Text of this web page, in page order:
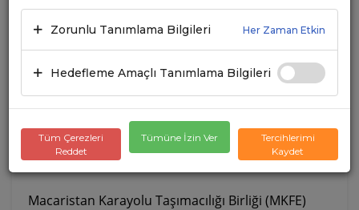
Macaristan Karayolu Taşımacılığı Birliği (MKFE)
Zorunlu Tanımlama Bilgileri Her Zaman Etkin
Hedefleme Amaçlı Tanımlama Bilgileri
Tüm Çerezleri
Reddet
Tümüne İzin Ver
Tercihlerimi
Kaydet